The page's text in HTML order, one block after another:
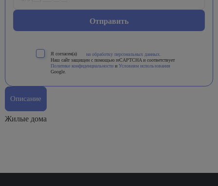
Я согласен(а)
на обработку персональных данных.
Наш сайт защищен с помощью reCAPTCHA и соответствует
Политике конфиденциальности и Условиям использования
Google.
Описание
Жилые дома